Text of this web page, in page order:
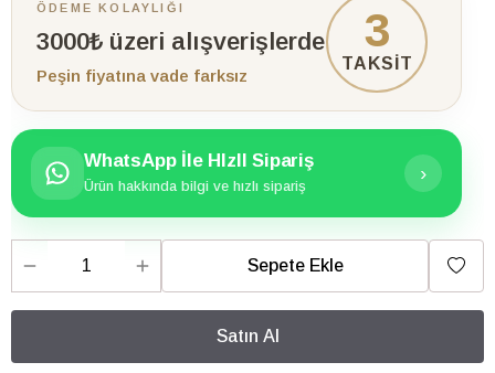
ÖDEME KOLAYLIĞI
3000₺ üzeri alışverişlerde
Peşin fiyatına vade farksız
3
TAKSİT
WhatsApp İle HIzlI Sipariş
Ürün hakkında bilgi ve hızlı sipariş
›
Sepete Ekle
Satın Al